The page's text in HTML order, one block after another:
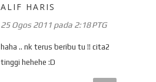
ALIF HARIS
25 Ogos 2011 pada 2:18 PTG
haha .. nk terus beribu tu !! cita2
tinggi hehehe :D